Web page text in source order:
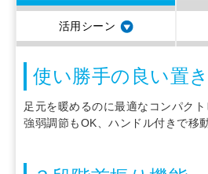
活用シーン
使い勝手の良い置
足元を暖めるのに最適なコンパクト
強弱調節もOK、ハンドル付きで移